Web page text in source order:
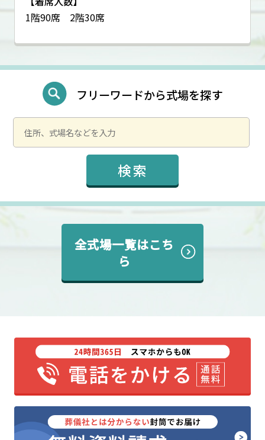
1階90席 2階30席
フリーワードから式場を探す
全式場一覧はこち
ら